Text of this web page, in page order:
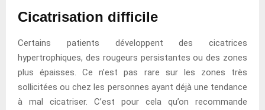
Cicatrisation difficile
Certains patients développent des cicatrices
hypertrophiques, des rougeurs persistantes ou des zones
plus épaisses. Ce n’est pas rare sur les zones très
sollicitées ou chez les personnes ayant déjà une tendance
à mal cicatriser. C’est pour cela qu’on recommande